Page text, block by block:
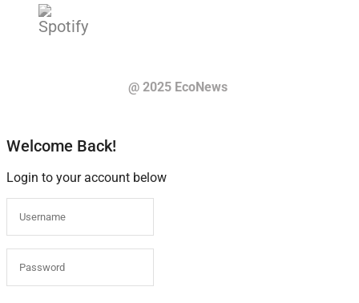
@ 2025 EcoNews
Welcome Back!
Login to your account below